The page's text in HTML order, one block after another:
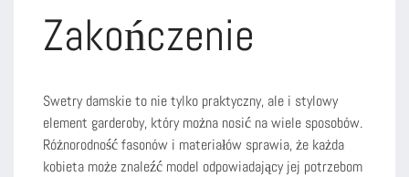
Zakończenie
Swetry damskie to nie tylko praktyczny, ale i stylowy
element garderoby, który można nosić na wiele sposobów.
Różnorodność fasonów i materiałów sprawia, że każda
kobieta może znaleźć model odpowiadający jej potrzebom